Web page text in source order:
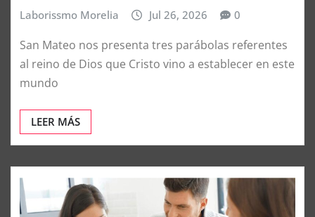
Laborissmo Morelia Jul 26, 2026 0
San Mateo nos presenta tres parábolas referentes
al reino de Dios que Cristo vino a establecer en este
mundo
LEER MÁS